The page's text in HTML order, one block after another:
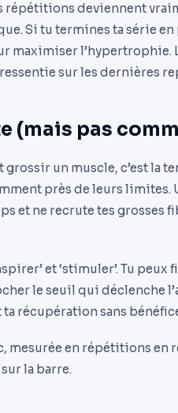
répétitions deviennent
Si tu termines ta série
maximiser l’hypertrophie.
sur les dernières
(mais pas
grossir un muscle, c’est la
près de leurs limites.
et ne recrute tes grosses
et ‘stimuler’. Tu peux
le seuil qui déclenche
récupération sans
mesurée en répétitions en
la barre.